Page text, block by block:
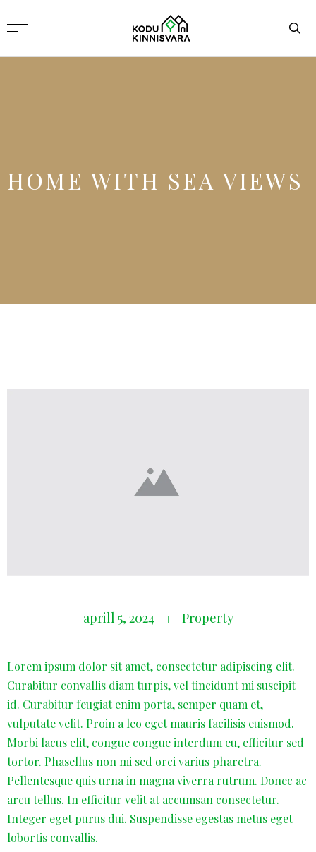
HOME WITH SEA VIEWS
aprill 5, 2024 Property
Lorem ipsum dolor sit amet, consectetur adipiscing elit.
Curabitur convallis diam turpis, vel tincidunt mi suscipit
id. Curabitur feugiat enim porta, semper quam et,
vulputate velit. Proin a leo eget mauris facilisis euismod.
Morbi lacus elit, congue congue interdum eu, efficitur sed
tortor. Phasellus non mi sed orci varius pharetra.
Pellentesque quis urna in magna viverra rutrum. Donec ac
arcu tellus. In efficitur velit at accumsan consectetur.
Integer eget purus dui. Suspendisse egestas metus eget
lobortis convallis.